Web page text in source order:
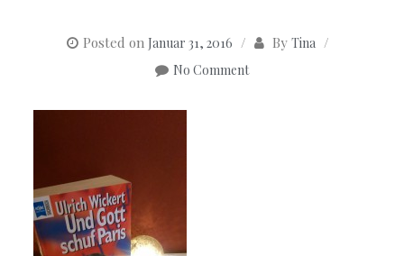
Posted on Januar 31, 2016 By Tina
No Comment